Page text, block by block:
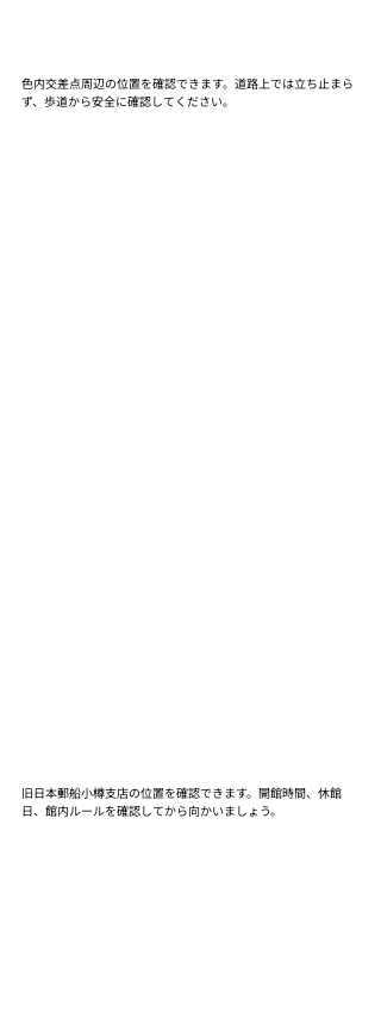
色内交差点周辺の位置を確認できます。道路上では立ち止まら
ず、歩道から安全に確認してください。
旧日本郵船小樽支店の位置を確認できます。開館時間、休館
日、館内ルールを確認してから向かいましょう。